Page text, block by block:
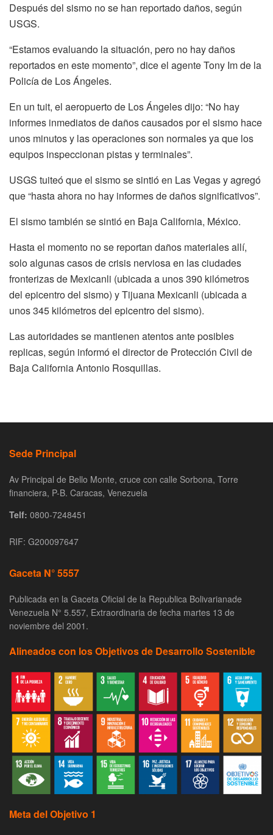
Después del sismo no se han reportado daños, según
USGS.
“Estamos evaluando la situación, pero no hay daños
reportados en este momento”, dice el agente Tony Im de la
Policía de Los Ángeles.
En un tuit, el aeropuerto de Los Ángeles dijo: “No hay
informes inmediatos de daños causados por el sismo hace
unos minutos y las operaciones son normales ya que los
equipos inspeccionan pistas y terminales”.
USGS tuiteó que el sismo se sintió en Las Vegas y agregó
que “hasta ahora no hay informes de daños significativos”.
El sismo también se sintió en Baja California, México.
Hasta el momento no se reportan daños materiales allí,
solo algunas casos de crisis nerviosa en las ciudades
fronterizas de Mexicanli (ubicada a unos 390 kilómetros
del epicentro del sismo) y Tijuana Mexicanli (ubicada a
unos 345 kilómetros del epicentro del sismo).
Las autoridades se mantienen atentos ante posibles
replicas, según informó el director de Protección Civil de
Baja California Antonio Rosquillas.
Sede Principal
Av Principal de Bello Monte, cruce con calle Sorbona, Torre
financiera, P-B. Caracas, Venezuela
Telf: 0800-7248451
RIF: G200097647
Gaceta N° 5557
Publicada en la Gaceta Oficial de la Republica Bolivarianade
Venezuela N° 5.557, Extraordinaria de fecha martes 13 de
noviembre del 2001.
Alineados con los Objetivos de Desarrollo Sostenible
Meta del Objetivo 1